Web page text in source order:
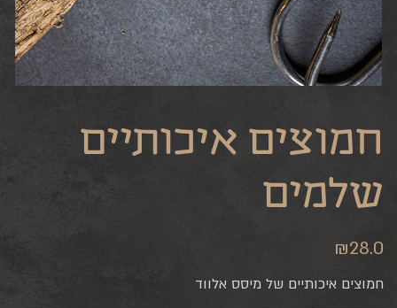
חמוצים איכותיים
שלמים
₪28.0
חמוצים איכותיים של מיסס אלווד